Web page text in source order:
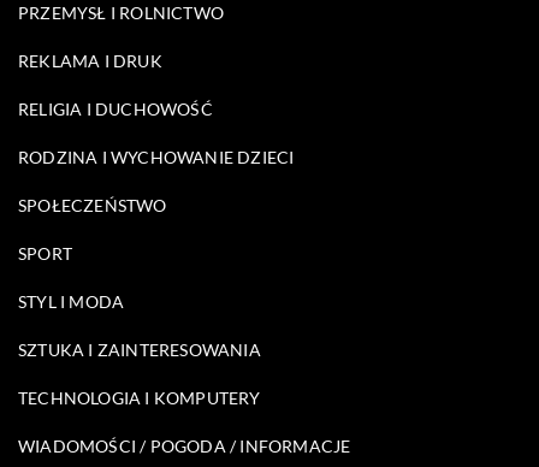
PRZEMYSŁ I ROLNICTWO
REKLAMA I DRUK
RELIGIA I DUCHOWOŚĆ
RODZINA I WYCHOWANIE DZIECI
SPOŁECZEŃSTWO
SPORT
STYL I MODA
SZTUKA I ZAINTERESOWANIA
TECHNOLOGIA I KOMPUTERY
WIADOMOŚCI / POGODA / INFORMACJE